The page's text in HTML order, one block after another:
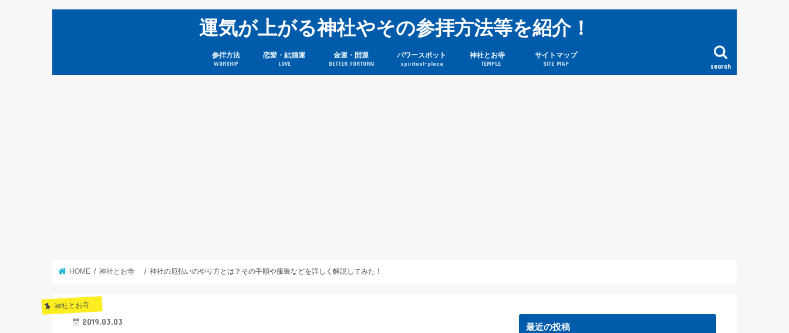
運気が上がる神社やその参拝方法等を紹介！
search
参拝方法
WORSHIP
恋愛・結婚運
LOVE
金運・開運
BETTER FORTURN
パワースポット
spiritual-place
神社とお寺
TEMPLE
サイトマップ
SITE MAP
HOME 神社とお寺 神社の厄払いのやり方とは？その手順や服装などを詳しく解説してみた！
神社とお寺
2019.03.03
最近の投稿